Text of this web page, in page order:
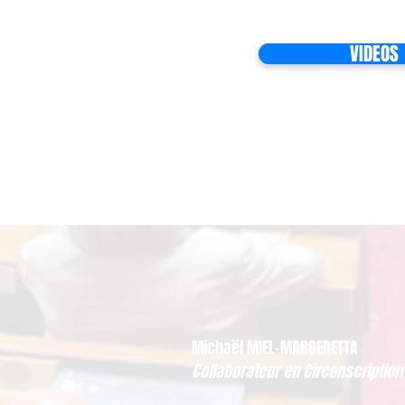
VIDEOS
Michaël MIEL-MARGERETTA
Collaborateur en Circonscription